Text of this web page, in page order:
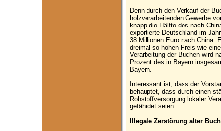
Denn durch den Verkauf der
holzverarbeitenden Gewerbe
knapp die Hälfte des nach
exportierte Deutschland im
38 Millionen Euro nach China.
dreimal so hohen Preis wie
Verarbeitung der Buchen wird
Prozent des in Bayern
Bayern.
Interessant ist, dass der
behauptet, dass durch einen
Rohstoffversorgung lokaler
gefährdet seien.
Illegale Zerstörung alter